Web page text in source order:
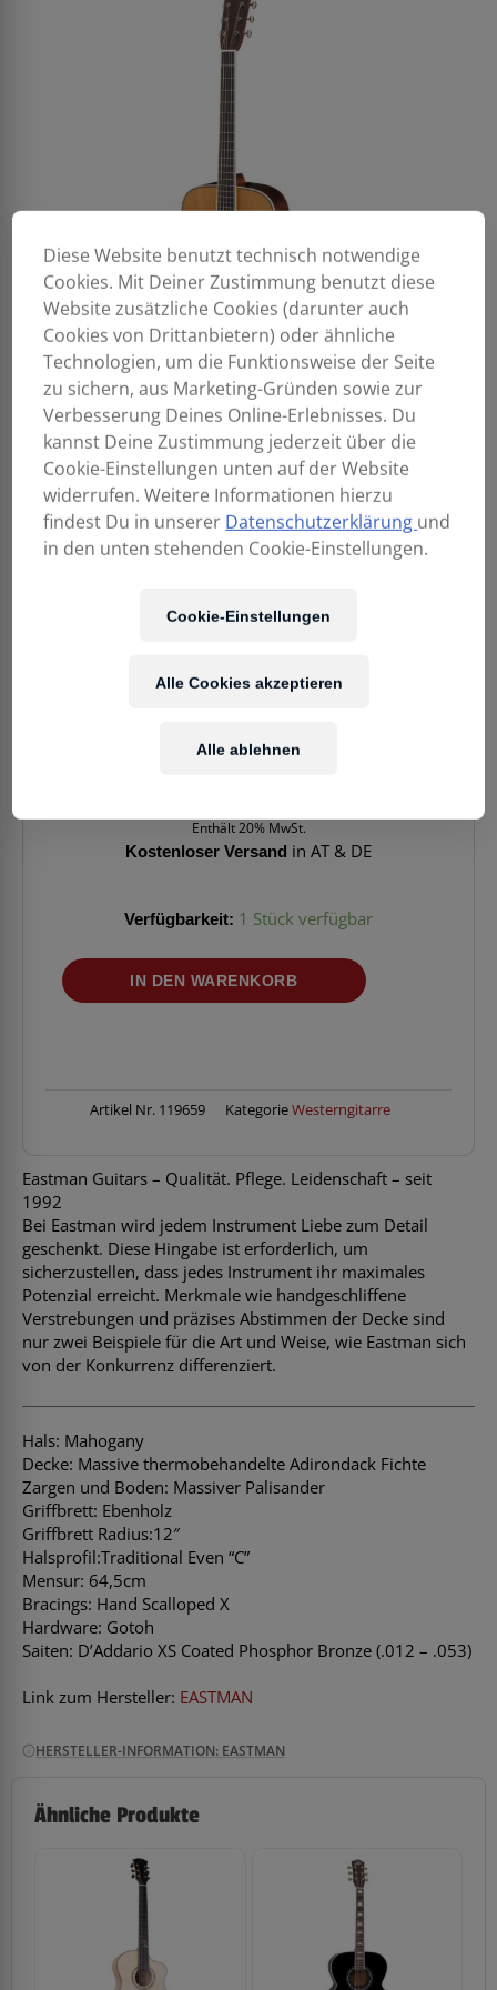
2.199,00
Enthält 20% MwSt.
Kostenloser Versand in AT & DE
Verfügbarkeit: 1 Stück verfügbar
EASTMAN
E20D
IN DEN WARENKORB
Artikel Nr. 119659 KategorieWesterngitarre
Eastman Guitars – Qualität. Pflege. Leidenschaft – seit
1992
Bei Eastman wird jedem Instrument Liebe zum Detail
geschenkt. Diese Hingabe ist erforderlich, um
sicherzustellen, dass jedes Instrument ihr maximales
Potenzial erreicht. Merkmale wie handgeschliffene
Verstrebungen und präzises Abstimmen der Decke sind
nur zwei Beispiele für die Art und Weise, wie Eastman sich
von der Konkurrenz differenziert.
Hals: Mahogany
Decke: Massive thermobehandelte Adirondack Fichte
Zargen und Boden: Massiver Palisander
Griffbrett: Ebenholz
Griffbrett Radius:12″
Halsprofil:Traditional Even “C”
Mensur: 64,5cm
Bracings: Hand Scalloped X
Hardware: Gotoh
Saiten: D’Addario XS Coated Phosphor Bronze (.012 – .053)
Link zum Hersteller: EASTMAN
HERSTELLER-INFORMATION: EASTMAN
Ähnliche Produkte
Diese Website benutzt technisch notwendige
Cookies. Mit Deiner Zustimmung benutzt diese
Website zusätzliche Cookies (darunter auch
Cookies von Drittanbietern) oder ähnliche
Technologien, um die Funktionsweise der Seite
zu sichern, aus Marketing-Gründen sowie zur
Verbesserung Deines Online-Erlebnisses. Du
kannst Deine Zustimmung jederzeit über die
Cookie-Einstellungen unten auf der Website
widerrufen. Weitere Informationen hierzu
findest Du in unserer Datenschutzerklärung und
in den unten stehenden Cookie-Einstellungen.
Cookie-Einstellungen
Alle ablehnen
Alle Cookies akzeptieren